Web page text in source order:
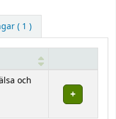
( 1 )
och